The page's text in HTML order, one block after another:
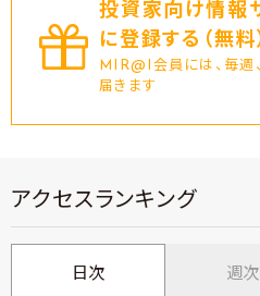
投資家向け情報
に登録する（無料
MIR@I会員には、毎週
届きます
アクセスランキング
日次 週次